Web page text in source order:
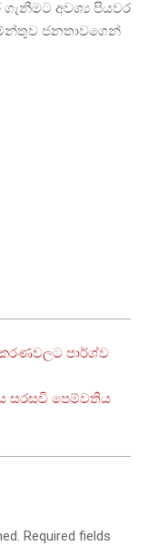
අවශ්‍ය පියවර
ජනතාවගෙන්
පාර්ශ්ව
සරසවි පෙම්වතිය
Required fields